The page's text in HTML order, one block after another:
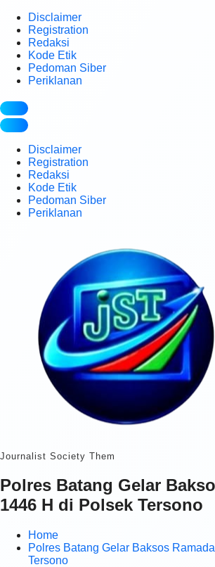
Disclaimer
Registration
Redaksi
Kode Etik
Pedoman Siber
Periklanan
Disclaimer
Registration
Redaksi
Kode Etik
Pedoman Siber
Periklanan
Journalist Society Them
Polres Batang Gelar
1446 H di Polsek Tersono
Home
Polres Batang Gelar Baksos
Tersono